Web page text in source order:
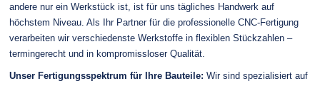
andere nur ein Werkstück ist, ist für uns tägliches Handwerk auf
höchstem Niveau. Als Ihr Partner für die professionelle CNC-Fertigung
verarbeiten wir verschiedenste Werkstoffe in flexiblen Stückzahlen –
termingerecht und in kompromissloser Qualität.
Unser Fertigungsspektrum für Ihre Bauteile: Wir sind spezialisiert auf